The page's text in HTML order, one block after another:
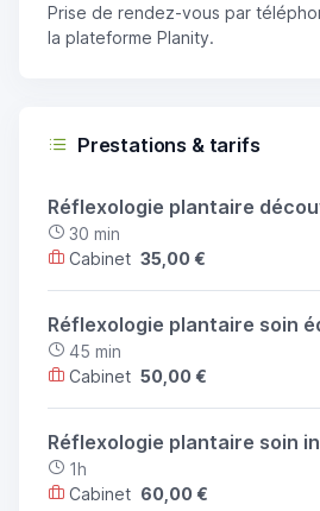
Prise de rendez-vous par
la plateforme Planity.
Prestations & tarifs
Réflexologie plantaire
30 min
Cabinet 35,00 €
Réflexologie plantaire soin
45 min
Cabinet 50,00 €
Réflexologie plantaire soin
1h
Cabinet 60,00 €